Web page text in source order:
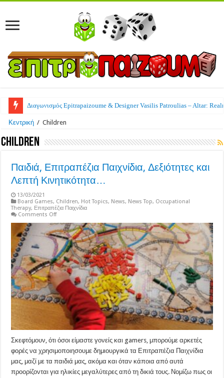
Διαγωνισμός Epitrapaizoume & Designer Vasilis Patroulias – Altar:
Κεντρική / Children
Children
Παιδιά, Επιτραπέζια Παιχνίδια, Δεξιότητες και
Λεπτή Κινητικότητα…
13/03/2021
Board Games, Children, Hot Topics, News, News Top, Occupational
Therapy, Επιτραπέζια Παιχνίδια
Comments Offon
Επιτραπέζια
Παιχνίδια,
Δεξιότητες
και
Λεπτή
Κινητικότητα…
Σκεφτόμουν, ότι όσοι είμαστε γονείς και gamers, μπορούμε αρκετές
φορές να χρησιμοποιησουμε δημιουργικά τα Επιτραπέζια Παιχνίδια
μας, μαζί με τα παιδιά μας, ακόμα και όταν κάποια από αυτά
προορίζονται για ηλικίες μεγαλύτερες από τη δικιά τους. Νομίζω πως οι